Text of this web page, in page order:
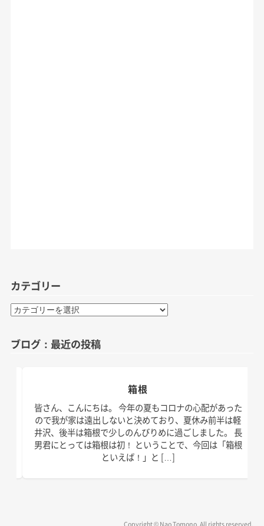
カテゴリー
カ
テ
リ
ブログ：最近の投稿
箱根
皆さん、こんにちは。 今年の夏もコロナの心配があった
ので我が家は遠出しないと決めており、夏休み前半は軽
井沢、後半は箱根で少しのんびりめに過ごしました。 長
男君にとっては箱根は初！ ということで、今回は「箱根
といえば！」と […]
Copyright © Nao Tomono. All rights reserved.